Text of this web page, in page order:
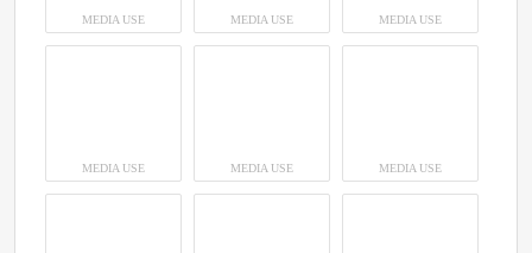
MEDIA USE MEDIA USE MEDIA USE
MEDIA USE MEDIA USE MEDIA USE